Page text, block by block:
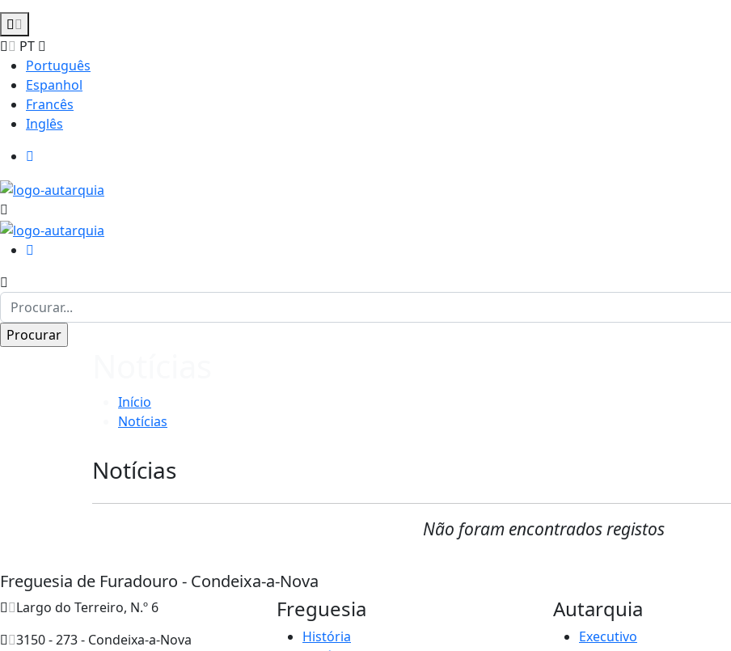
PT
Português
Espanhol
Francês
Inglês
Início
Notícias
Notícias
Não foram encontrados registos
Freguesia de Furadouro - Condeixa-a-Nova
Largo do Terreiro, N.º 6
3150 - 273 - Condeixa-a-Nova
Freguesia
História
Autarquia
Executivo